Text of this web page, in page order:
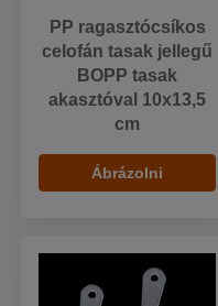
PP ragasztócsíkos
celofán tasak jellegű
BOPP tasak
akasztóval 10x13,5
cm
Ábrázolni